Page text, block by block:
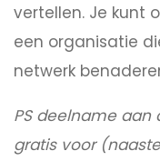
vertellen. Je kunt
een organisatie
netwerk
PS deelname aan
gratis voor